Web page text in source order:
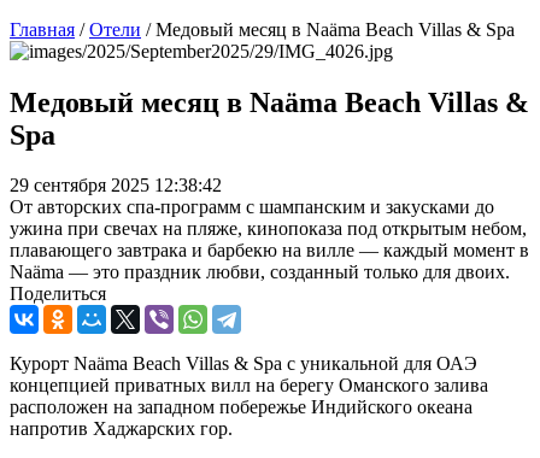
Главная /Отели /Медовый месяц в Naäma Beach Villas & Spa
Медовый месяц в Naäma Beach Villas &
Spa
29 сентября 2025 12:38:42
От авторских спа-программ с шампанским и закусками до
ужина при свечах на пляже, кинопоказа под открытым небом,
плавающего завтрака и барбекю на вилле — каждый момент в
Naäma — это праздник любви, созданный только для двоих.
Поделиться
Курорт Naäma Beach Villas & Spa с уникальной для ОАЭ
концепцией приватных вилл на берегу Оманского залива
расположен на западном побережье Индийского океана
напротив Хаджарских гор.